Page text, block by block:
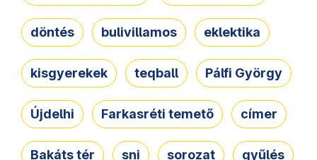
döntés bulivillamos eklektika
kisgyerekek teqball Pálfi György
Újdelhi Farkasréti temető címer
Bakáts tér sni sorozat gyűlés